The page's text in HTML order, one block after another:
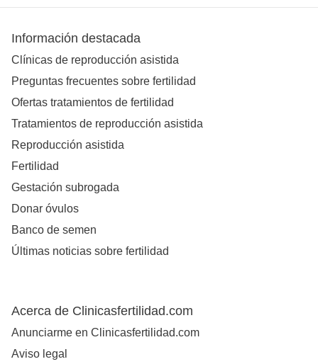
Información destacada
Clínicas de reproducción asistida
Preguntas frecuentes sobre fertilidad
Ofertas tratamientos de fertilidad
Tratamientos de reproducción asistida
Reproducción asistida
Fertilidad
Gestación subrogada
Donar óvulos
Banco de semen
Últimas noticias sobre fertilidad
Acerca de Clinicasfertilidad.com
Anunciarme en Clinicasfertilidad.com
Aviso legal